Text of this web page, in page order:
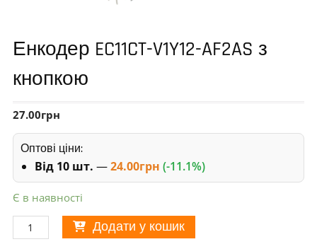
Енкодер EC11CT-V1Y12-AF2AS з
кнопкою
27.00грн
Оптові ціни:
Від 10 шт. —24.00грн (-11.1%)
Є в наявності
Енкодер
EC11CT-
Додати у кошик